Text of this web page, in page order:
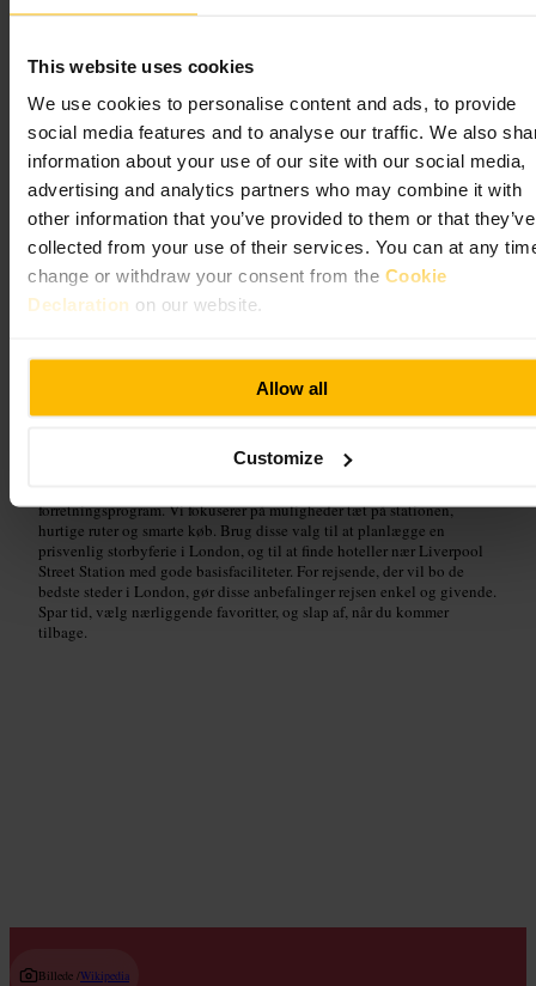
This website uses cookies
We use cookies to personalise content and ads, to provide
social media features and to analyse our traffic. We also
information about your use of our site with our social media,
advertising and analytics partners who may combine it with
other information that you’ve provided to them or that they’ve
collected from your use of their services. You can at any
change or withdraw your consent from the Cookie
Declaration on our website.
Allow all
Customize
Centrale seværdigheder
og kultur i London
Bo på Point A London Liverpool Street, og begynd dagen fra en super-
unikke oplevelser i Londonfor et anderledes
livemusik i London
om aftenen. Er tiden
forretningsprogram. Vi fokuserer på muligheder tæt på stationen,
hurtige ruter og smarte køb. Brug disse valg til at planlægge en
prisvenlig storbyferie i London, og til at finde hoteller nær Liverpool
Street Station med gode basisfaciliteter. For rejsende, der vil bo de
bedste steder i London, gør disse anbefalinger rejsen enkel og givende.
Spar tid, vælg nærliggende favoritter, og slap af, når du kommer
tilbage.
Billede /Wikipedia